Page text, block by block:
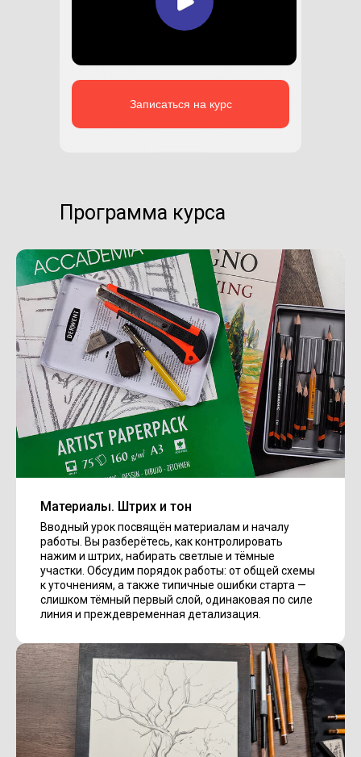
Записаться на курс
Программа курса
Материалы. Штрих и тон
Вводный урок посвящён материалам и началу
работы. Вы разберётесь, как контролировать
нажим и штрих, набирать светлые и тёмные
участки. Обсудим порядок работы: от общей схемы
к уточнениям, а также типичные ошибки старта —
слишком тёмный первый слой, одинаковая по силе
линия и преждевременная детализация.